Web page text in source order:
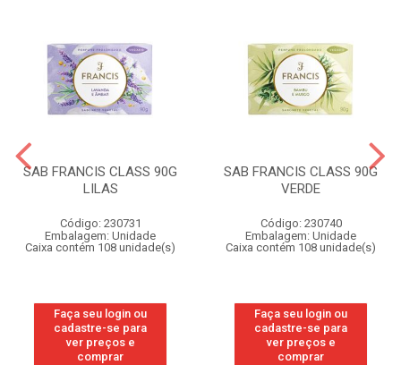
SAB FRANCIS CLASS 90G
LILAS
Código: 230731
Embalagem: Unidade
Caixa contém 108 unidade(s)
Faça seu login ou
cadastre-se para
ver preços e
comprar
SAB FRANCIS CLASS 90G
VERDE
Código: 230740
Embalagem: Unidade
Caixa contém 108 unidade(s)
Faça seu login ou
cadastre-se para
ver preços e
comprar